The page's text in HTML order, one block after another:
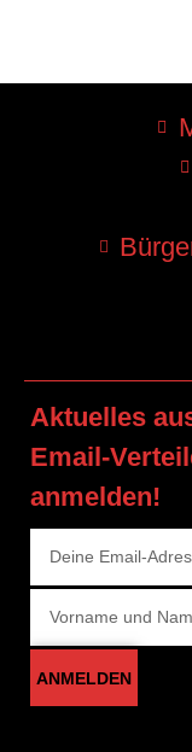
Aktuelles
Email-
anmelden!
ANMELDEN